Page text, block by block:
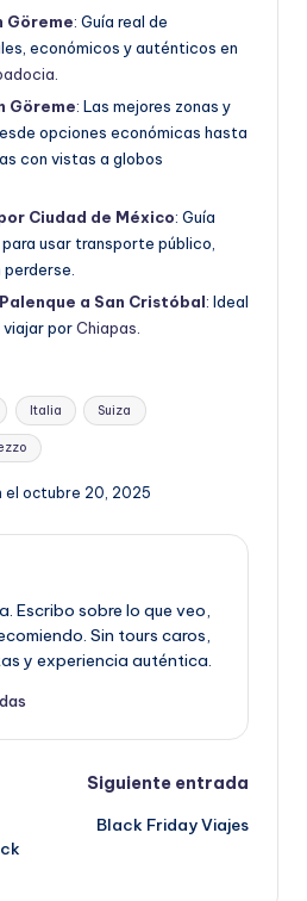
Göreme: Guía real de
económicos y auténticos en
Göreme: Las mejores zonas y
opciones económicas hasta
con vistas a globos
Ciudad de México: Guía
usar transporte público,
a San Cristóbal: Ideal
viajar porChiapas
Italia Suiza
el octubre 20, 2025
Escribo sobre lo que veo,
Sin tours caros,
y experiencia auténtica.
Siguiente entrada
Black Friday Viajes